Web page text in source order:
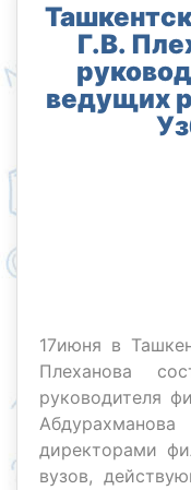
Г.В.
ведущих
17июня в
Плеханова
руководителя
директорами
вузов,